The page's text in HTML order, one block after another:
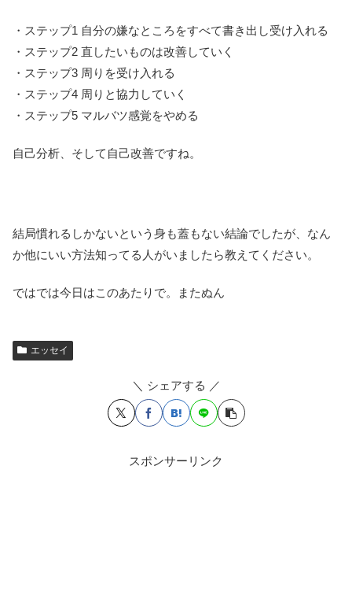
・ステップ1 自分の嫌なところをすべて書き出し受け入れる
・ステップ2 直したいものは改善していく
・ステップ3 周りを受け入れる
・ステップ4 周りと協力していく
・ステップ5 マルバツ感覚をやめる
自己分析、そして自己改善ですね。
結局慣れるしかないという身も蓋もない結論でしたが、なん
か他にいい方法知ってる人がいましたら教えてください。
ではでは今日はこのあたりで。またぬん
エッセイ
＼ シェアする ／
スポンサーリンク